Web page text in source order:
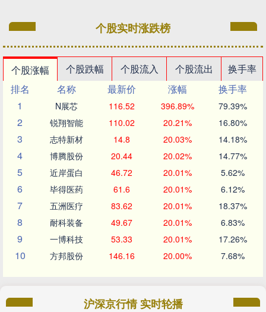
个股实时涨跌榜
个股涨幅 个股跌幅 个股流入 个股流出
换手率
排名
名称 最新价 涨幅
换手率
1
N展芯 116.52 396.89% 79.39%
2 锐翔智能 110.02 20.21% 16.80%
3 志特新材 14.8 20.03% 14.18%
4 博腾股份 20.44 20.02% 14.77%
5 近岸蛋白 46.72 20.01% 5.62%
6 毕得医药 61.6 20.01% 6.12%
7 五洲医疗 83.62 20.01% 18.37%
8 耐科装备 49.67 20.01% 6.83%
9 一博科技 53.33 20.01% 17.26%
10 方邦股份 146.16 20.00% 7.68%
沪深京行情 实时轮播